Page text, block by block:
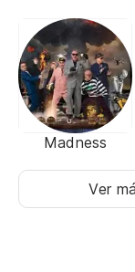
Madness
Ver